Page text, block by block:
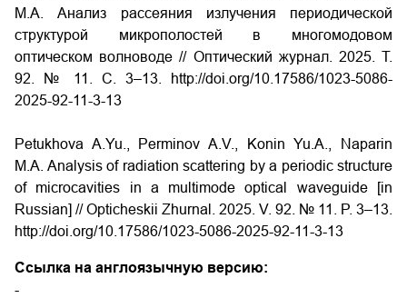
М.А. Анализ рассеяния излучения периодической
структурой микрополостей в многомодовом
оптическом волноводе // Оптический журнал. 2025. Т.
92. № 11. С. 3–13.
http://doi.org/10.17586/1023-5086-
2025-92-11-3-13
Petukhova A.Yu., Perminov A.V., Konin Yu.A., Naparin
M.A. Analysis of radiation scattering by a periodic structure
of microcavities in a multimode optical waveguide [in
Russian] // Opticheskii Zhurnal. 2025. V. 92. № 11. P. 3–13.
http://doi.org/10.17586/1023-5086-2025-92-11-3-13
Ссылка на англоязычную версию:
-